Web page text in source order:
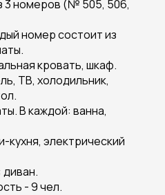
3 номеров (№ 505, 506,
номер состоит из
кровать, шкаф.
ТВ, холодильник,
В каждой: ванна,
кухня, электрический
- 9 чел.